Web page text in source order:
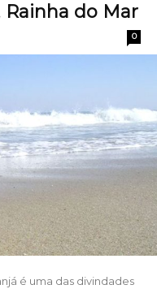
do Mar
0
é uma das divindades